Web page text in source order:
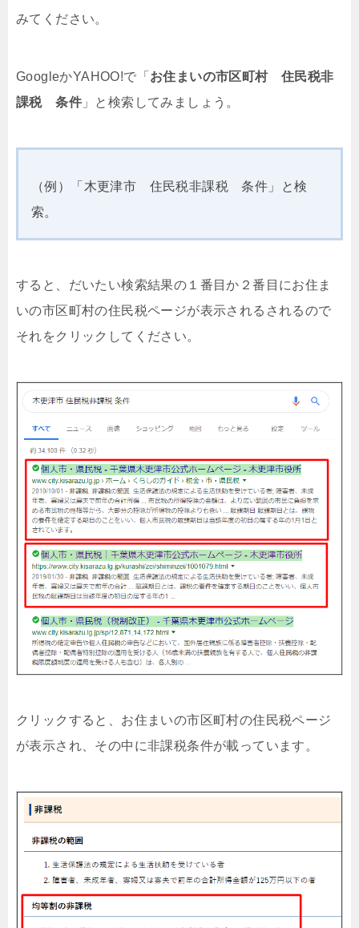
みてください。
GoogleかYAHOO!で「 お住まいの市区町村 住民税非
課税 条件 」と検索してみましょう。
（例）「木更津市 住民税非課税 条件」と検
索。
すると、だいたい検索結果の１番目か２番目にお住ま
いの市区町村の住民税ページが表示されるされるので
それをクリックしてください。
クリックすると、お住まいの市区町村の住民税ページ
が表示され、その中に非課税条件が載っています。